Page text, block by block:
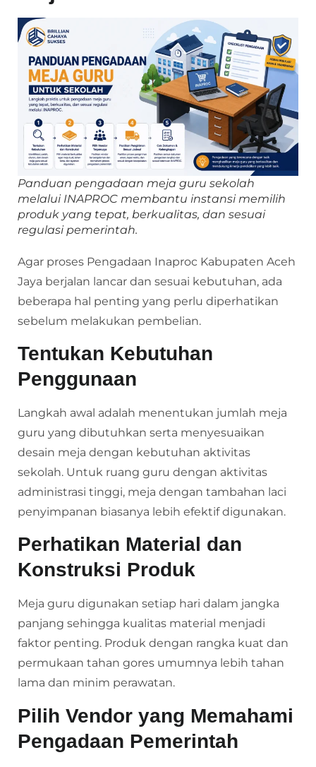
Panduan pengadaan meja guru sekolah
melalui INAPROC membantu instansi memilih
produk yang tepat, berkualitas, dan sesuai
regulasi pemerintah.
Agar proses Pengadaan Inaproc Kabupaten Aceh
Jaya berjalan lancar dan sesuai kebutuhan, ada
beberapa hal penting yang perlu diperhatikan
sebelum melakukan pembelian.
Tentukan Kebutuhan
Penggunaan
Langkah awal adalah menentukan jumlah meja
guru yang dibutuhkan serta menyesuaikan
desain meja dengan kebutuhan aktivitas
sekolah. Untuk ruang guru dengan aktivitas
administrasi tinggi, meja dengan tambahan laci
penyimpanan biasanya lebih efektif digunakan.
Perhatikan Material dan
Konstruksi Produk
Meja guru digunakan setiap hari dalam jangka
panjang sehingga kualitas material menjadi
faktor penting. Produk dengan rangka kuat dan
permukaan tahan gores umumnya lebih tahan
lama dan minim perawatan.
Pilih Vendor yang Memahami
Pengadaan Pemerintah